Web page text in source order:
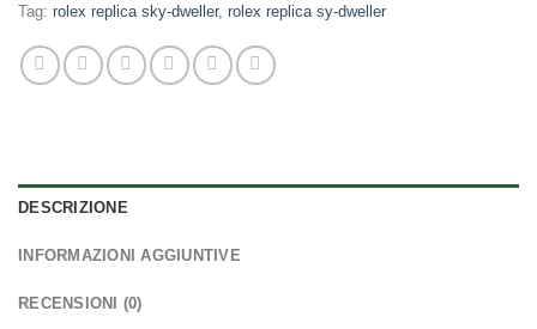
Tag: rolex replica sky-dweller, rolex replica sy-dweller
DESCRIZIONE
INFORMAZIONI AGGIUNTIVE
RECENSIONI (0)